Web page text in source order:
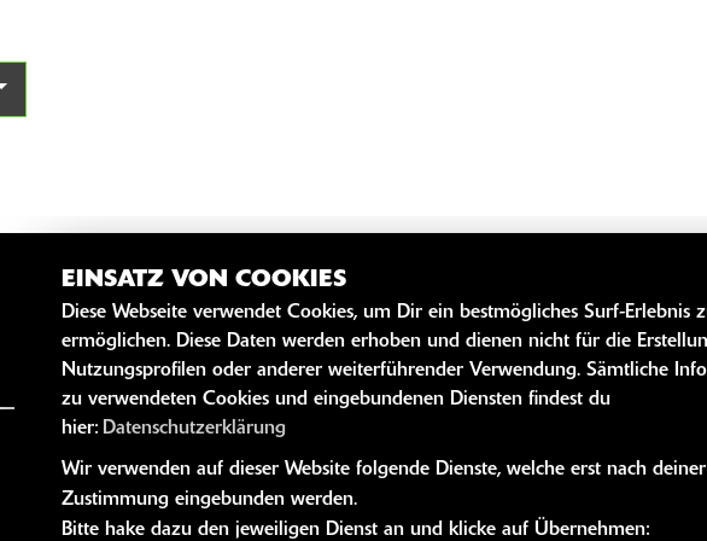
ÖFFNUNGSZEITEN
Öffnungszeiten
Montag:
09:00 - 18:00
Dienstag:
09:00 - 18:00
Mittwoch:
09:00 - 18:00
Donnerstag:
09:00 - 18:00
WEITERE
Kawasaki News
Kawasaki
Kawasaki
EINSATZ VON COOKIES
Diese Webseite verwendet Cookies, um Dir ein bestmögliches Surf-Erlebnis
ermöglichen. Diese Daten werden erhoben und dienen nicht für die
Nutzungsprofilen oder anderer weiterführender Verwendung. Sämtliche
zu verwendeten Cookies und eingebundenen Diensten findest du
hier: Datenschutzerklärung
Wir verwenden auf dieser Website folgende Dienste, welche erst nach
Zustimmung eingebunden werden.
Bitte hake dazu den jeweiligen Dienst an und klicke auf Übernehmen: